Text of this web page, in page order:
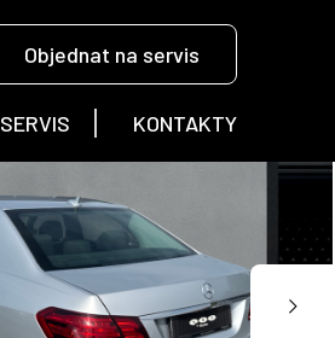
Objednat na servis
SERVIS KONTAKTY